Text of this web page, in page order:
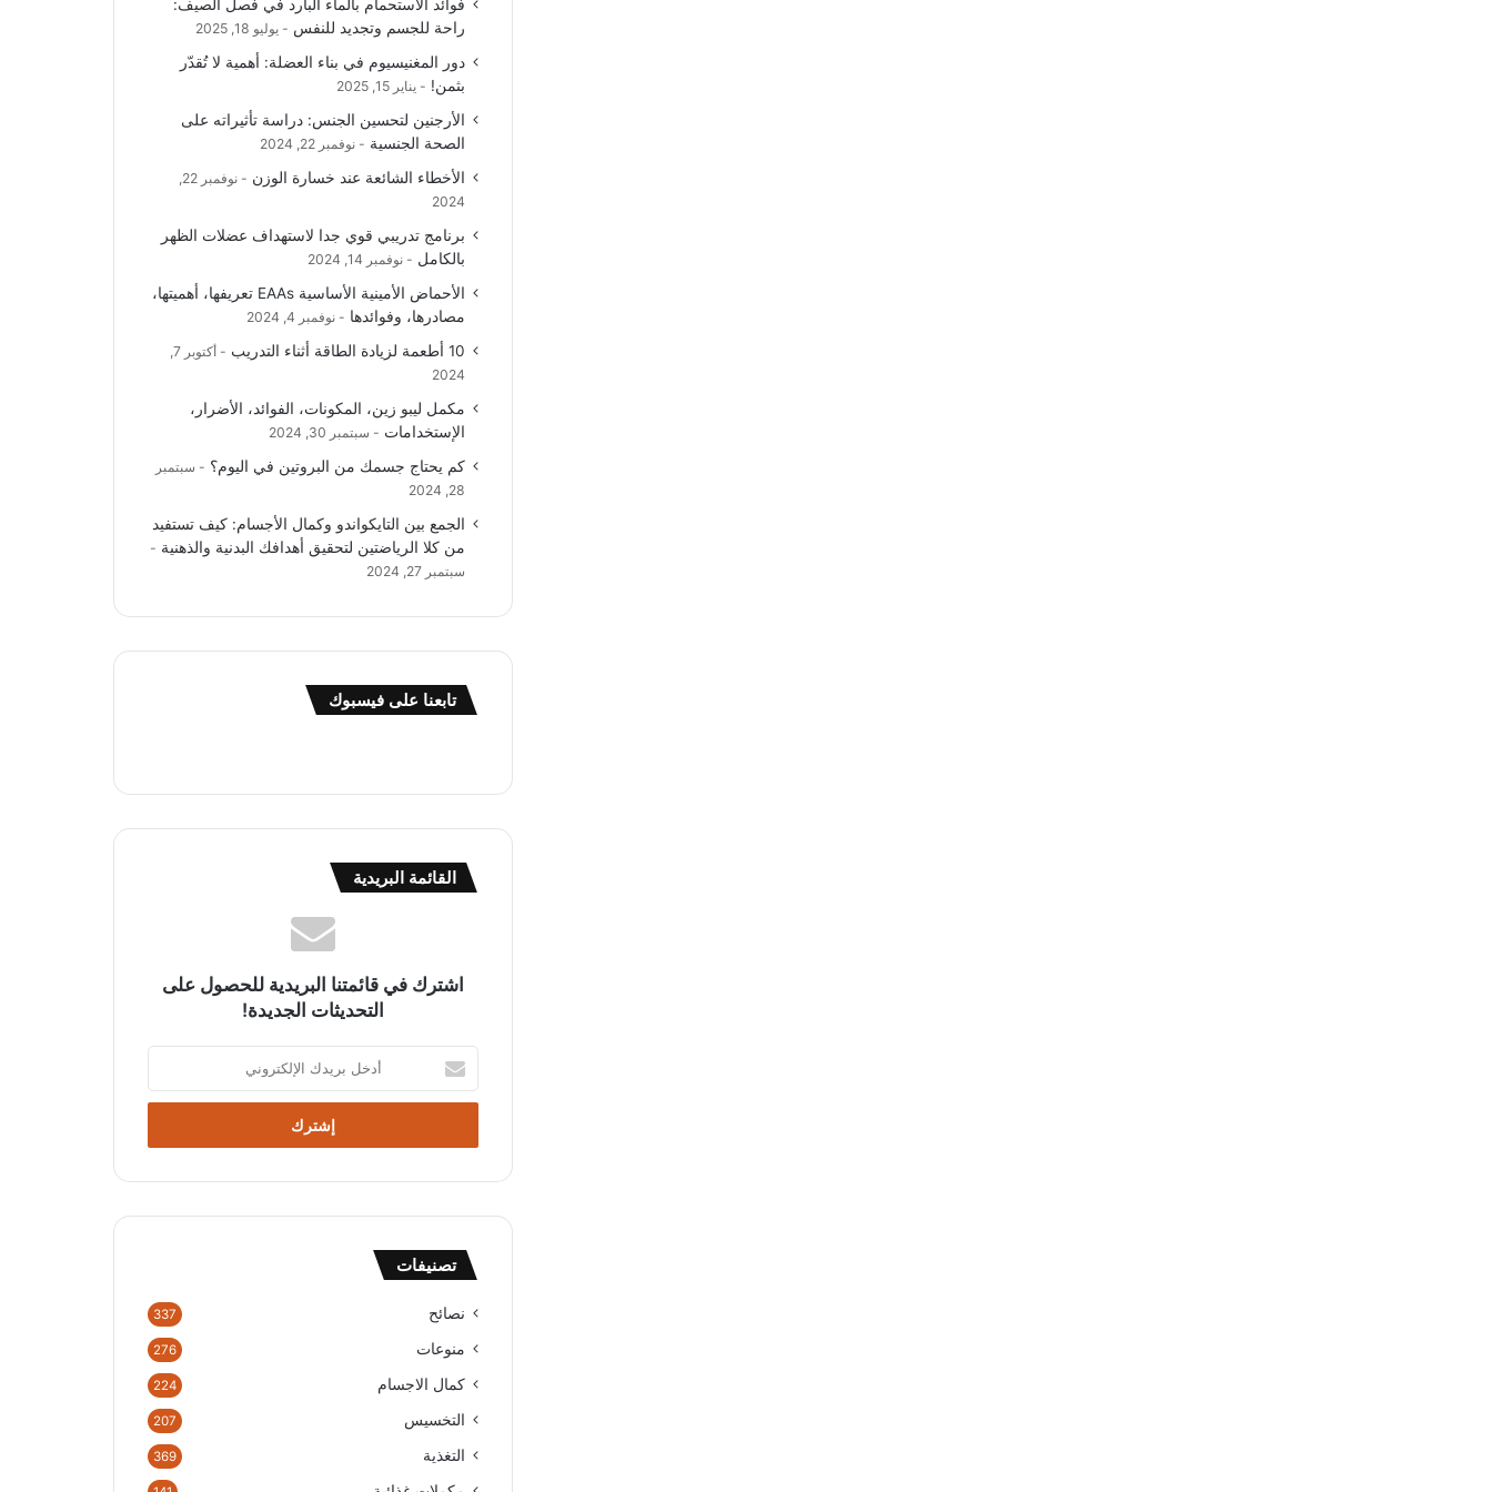
و
ك
T
u
b
e
ق
ر
ا
ا
ل
م
ع
R
فوائد الاستحمام بالماء البارد في فصل الصيف:
راحة للجسم وتجديد للنفس
يوليو 18, 2025
دور المغنيسيوم في بناء العضلة: أهمية لا تُقدّر
بثمن!
يناير 15, 2025
الأرجنين لتحسين الجنس: دراسة تأثيراته على
الصحة الجنسية
نوفمبر 22, 2024
الأخطاء الشائعة عند خسارة الوزن
نوفمبر 22,
2024
برنامج تدريبي قوي جدا لاستهداف عضلات الظهر
بالكامل
نوفمبر 14, 2024
الأحماض الأمينية الأساسية EAAs تعريفها، أهميتها،
مصادرها، وفوائدها
نوفمبر 4, 2024
10 أطعمة لزيادة الطاقة أثناء التدريب
أكتوبر 7,
2024
مكمل ليبو زين، المكونات، الفوائد، الأضرار،
الإستخدامات
سبتمبر 30, 2024
كم يحتاج جسمك من البروتين في اليوم؟
سبتمبر
28, 2024
الجمع بين التايكواندو وكمال الأجسام: كيف تستفيد
من كلا الرياضتين لتحقيق أهدافك البدنية والذهنية
سبتمبر 27, 2024
تابعنا على فيسبوك
القائمة البريدية
اشترك في قائمتنا البريدية للحصول على
التحديثات الجديدة!
خ
ب
د
إ
ت
و
ن
تصنيفات
نصائح 337
منوعات 276
كمال الاجسام 224
التخسيس 207
التغذية 369